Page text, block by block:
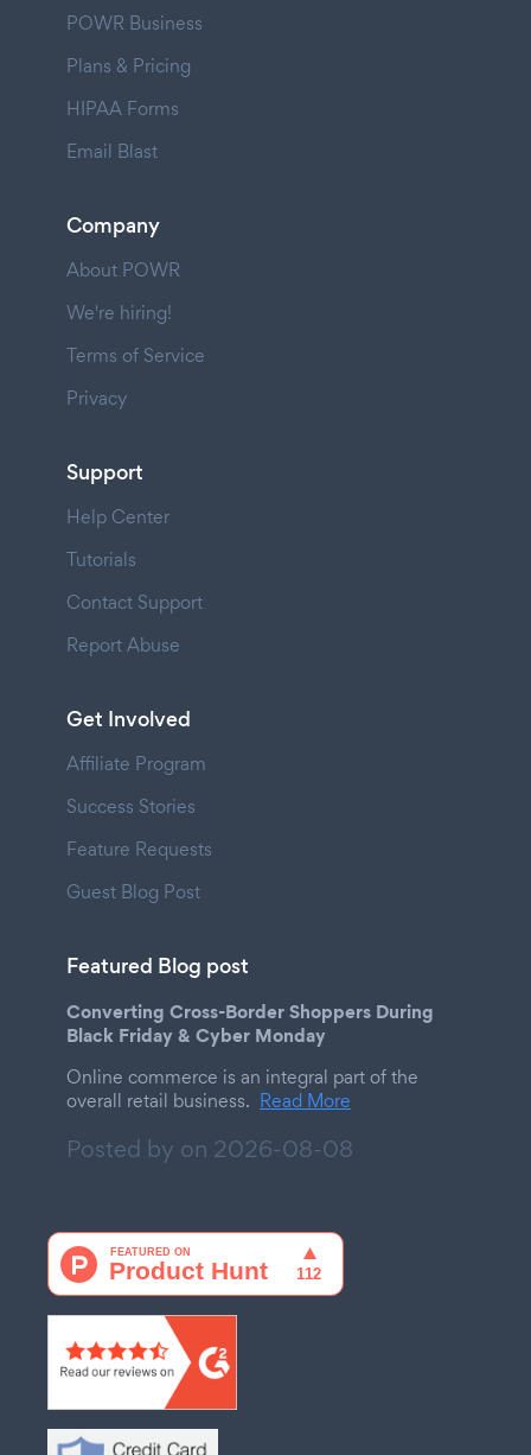
POWR Business
Plans & Pricing
HIPAA Forms
Email Blast
Company
About POWR
We're hiring!
Terms of Service
Privacy
Support
Help Center
Tutorials
Contact Support
Report Abuse
Get Involved
Affiliate Program
Success Stories
Feature Requests
Guest Blog Post
Featured Blog post
Converting Cross-Border Shoppers During
Black Friday & Cyber Monday
Online commerce is an integral part of the
overall retail business. Read More
Posted by on 2026-08-08